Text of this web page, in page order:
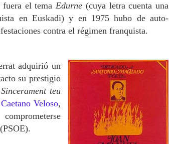
fuera el temaEdurne (cuya letra cuenta una
en Euskadi) y en 1975 hubo de auto-
contra el régimen franquista.
adquirió un
su prestigio
Sincerament teu
Caetano Veloso,